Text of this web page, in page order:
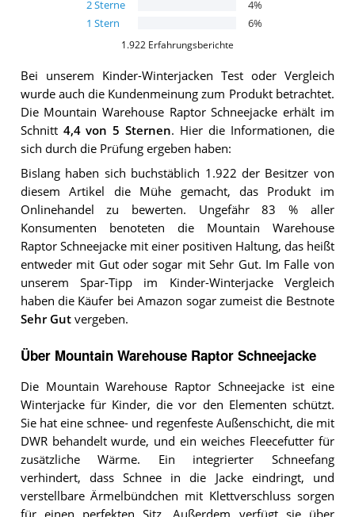
2Sterne 4%
1 Stern 6%
1.922 Erfahrungsberichte
Bei unserem Kinder-Winterjacken Test oder Vergleich
wurde auch die Kundenmeinung zum Produkt betrachtet.
Die Mountain Warehouse Raptor Schneejacke erhält im
Schnitt 4,4von 5 Sternen. Hier die Informationen, die
sich durch die Prüfung ergeben haben:
Bislang haben sich buchstäblich 1.922 der Besitzer von
diesem Artikel die Mühe gemacht, das Produkt im
Onlinehandel zu bewerten. Ungefähr 83 % aller
Konsumenten benoteten die Mountain Warehouse
Raptor Schneejacke mit einer positiven Haltung, das heißt
entweder mit Gut oder sogar mit Sehr Gut. Im Falle von
unserem Spar-Tipp im Kinder-Winterjacke Vergleich
haben die Käufer bei Amazon sogar zumeist die Bestnote
Sehr Gutvergeben.
Über Mountain Warehouse Raptor Schneejacke
Die Mountain Warehouse Raptor Schneejacke ist eine
Winterjacke für Kinder, die vor den Elementen schützt.
Sie hat eine schnee- und regenfeste Außenschicht, die mit
DWR behandelt wurde, und ein weiches Fleecefutter für
zusätzliche Wärme. Ein integrierter Schneefang
verhindert, dass Schnee in die Jacke eindringt, und
verstellbare Ärmelbündchen mit Klettverschluss sorgen